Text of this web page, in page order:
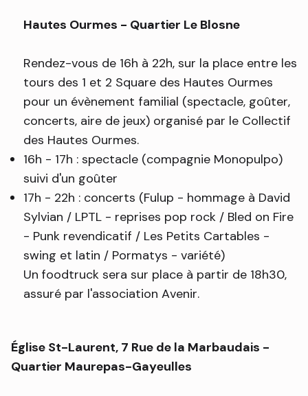
Hautes Ourmes - Quartier Le Blosne
Rendez-vous de 16h à 22h, sur la place entre les
tours des 1 et 2 Square des Hautes Ourmes
pour un évènement familial (spectacle, goûter,
concerts, aire de jeux) organisé par le Collectif
des Hautes Ourmes.
16h - 17h : spectacle (compagnie Monopulpo)
suivi d'un goûter
17h - 22h : concerts (Fulup - hommage à David
Sylvian / LPTL - reprises pop rock / Bled on Fire
- Punk revendicatif / Les Petits Cartables -
swing et latin / Pormatys - variété)
Un foodtruck sera sur place à partir de 18h30,
assuré par l'association Avenir.
Église St-Laurent, 7 Rue de la Marbaudais -
Quartier Maurepas-Gayeulles